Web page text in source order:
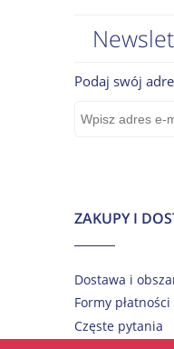
Podaj swój
ZAKUPY I
Dostawa i
Formy płatności
Częste pytania